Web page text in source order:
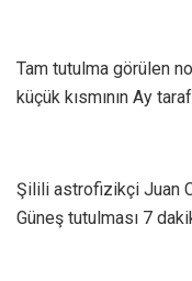
Tam tutulma görülen
küçük kısmının Ay
Şilili astrofizikçi Juan
Güneş tutulması 7